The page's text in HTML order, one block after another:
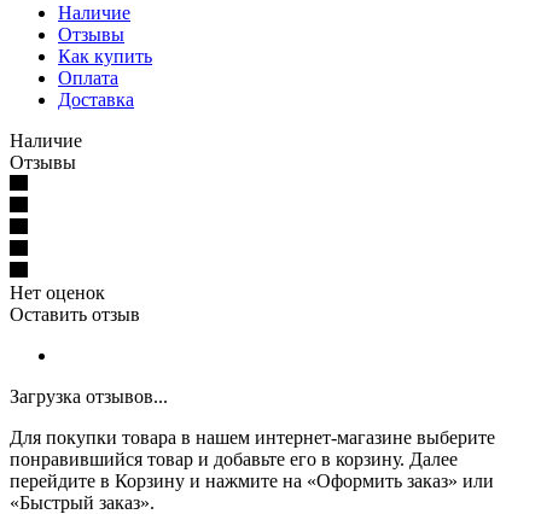
Наличие
Отзывы
Как купить
Оплата
Доставка
Наличие
Отзывы
Нет оценок
Оставить отзыв
Загрузка отзывов...
Для покупки товара в нашем интернет-магазине выберите
понравившийся товар и добавьте его в корзину. Далее
перейдите в Корзину и нажмите на «Оформить заказ» или
«Быстрый заказ».